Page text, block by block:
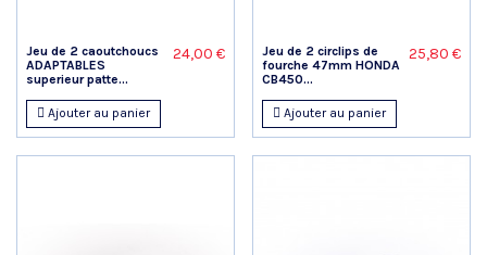
Jeu de 2 caoutchoucs
ADAPTABLES
superieur patte...
24,00 €
Ajouter au panier
Jeu de 2 circlips de
fourche 47mm HONDA
CB450...
25,80 €
Ajouter au panier